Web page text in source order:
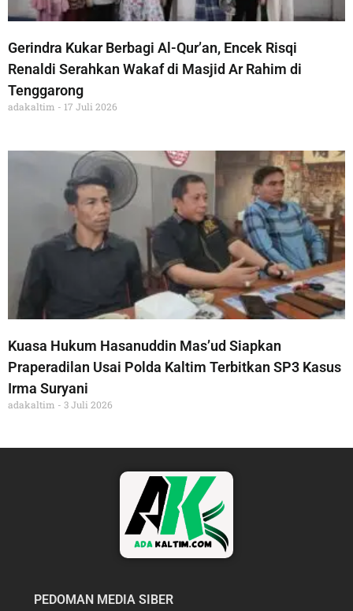
Gerindra Kukar Berbagi Al-Qur’an, Encek Risqi
Renaldi Serahkan Wakaf di Masjid Ar Rahim di
Tenggarong
adakaltim 17 Juli 2026
Kuasa Hukum Hasanuddin Mas’ud Siapkan
Praperadilan Usai Polda Kaltim Terbitkan SP3 Kasus
Irma Suryani
adakaltim 3 Juli 2026
PEDOMAN MEDIA SIBER